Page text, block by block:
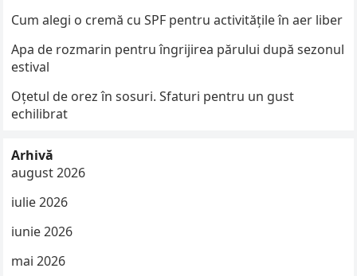
Cum alegi o cremă cu SPF pentru activitățile în aer liber
Apa de rozmarin pentru îngrijirea părului după sezonul
estival
Oțetul de orez în sosuri. Sfaturi pentru un gust
echilibrat
Arhivă
august 2026
iulie 2026
iunie 2026
mai 2026